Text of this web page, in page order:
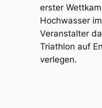
erster
Hochwasser
Veranstalter
Triathlon auf
verlegen.